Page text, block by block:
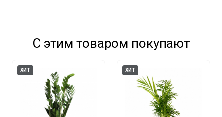
С этим товаром покупают
ХИТ ХИТ